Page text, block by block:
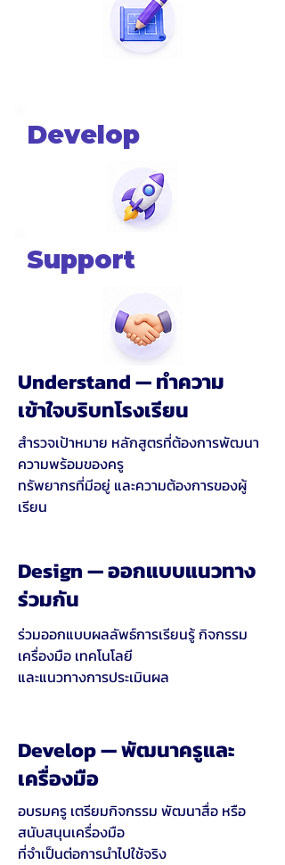
Develop
Support
Understand — ทำความ
เข้าใจบริบทโรงเรียน
สำรวจเป้าหมาย หลักสูตรที่ต้องการพัฒนา
ความพร้อมของครู
ทรัพยากรที่มีอยู่ และความต้องการของผู้
เรียน​
Design — ออกแบบแนวทาง
ร่วมกัน
ร่วมออกแบบผลลัพธ์การเรียนรู้ กิจกรรม
เครื่องมือ เทคโนโลยี
และแนวทางการประเมินผล
Develop — พัฒนาครูและ
เครื่องมือ
อบรมครู เตรียมกิจกรรม พัฒนาสื่อ หรือ
สนับสนุนเครื่องมือ
ที่จำเป็นต่อการนำไปใช้จริง